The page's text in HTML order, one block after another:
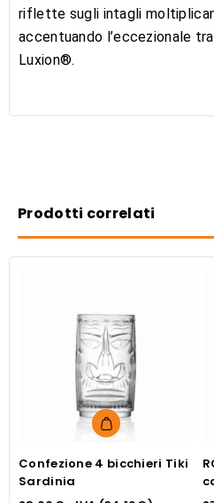
riflette sugli intagli
accentuando l’eccezionale
Luxion®.
Prodotti correlati
Confezione 4 bicchieri Tiki
Sardinia